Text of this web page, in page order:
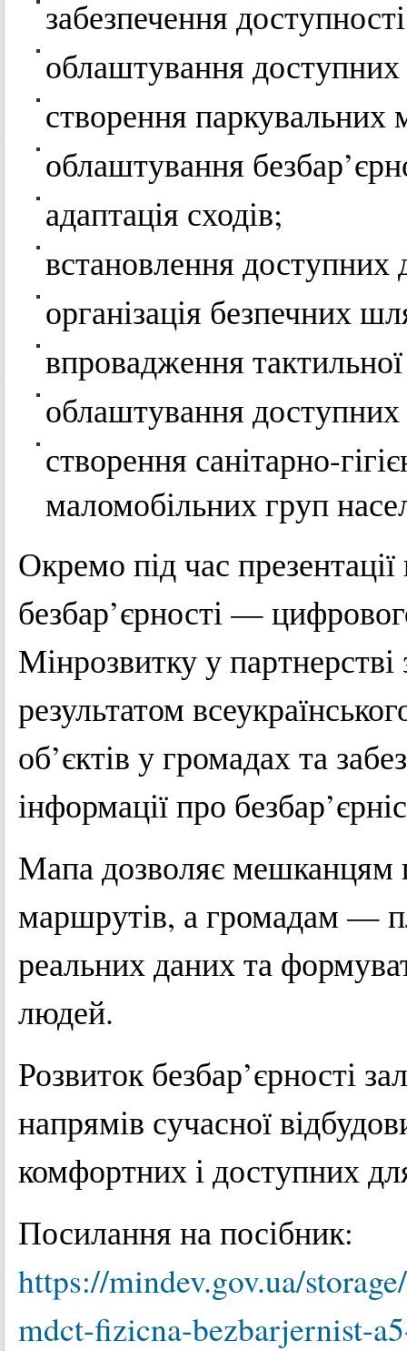
забезпечення
облаштування
створення паркувальних
облаштування
адаптація сходів;
встановлення доступних
організація безпечних
впровадження тактильної
облаштування
створення санітарно-
маломобільних груп
Окремо під час
безбар’єрності —
Мінрозвитку у
результатом
об’єктів у громадах та
інформації про
Мапа дозволяє мешканцям
маршрутів, а громадам —
реальних даних та
людей.
Розвиток безбар’єрності
напрямів сучасної
комфортних і доступних
Посилання на посібник:
https://mindev.gov.ua/
mdct-fizicna-bezbarjernist-